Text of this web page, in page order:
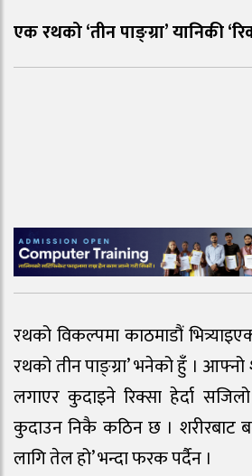
एक रथको ‘तीन पाङ्ग्रा’ यानिकी
रथको विकल्पमा काठमाडौं
रथको तीन पाङ्ग्रा’ भनेको हुँ ।
लगाएर कुदाइने रिक्सा हेर्दा
कुदाउन निकै कठिन छ । शरीरबाट
लागि तेल हो’ भन्दा फरक पर्दैन ।